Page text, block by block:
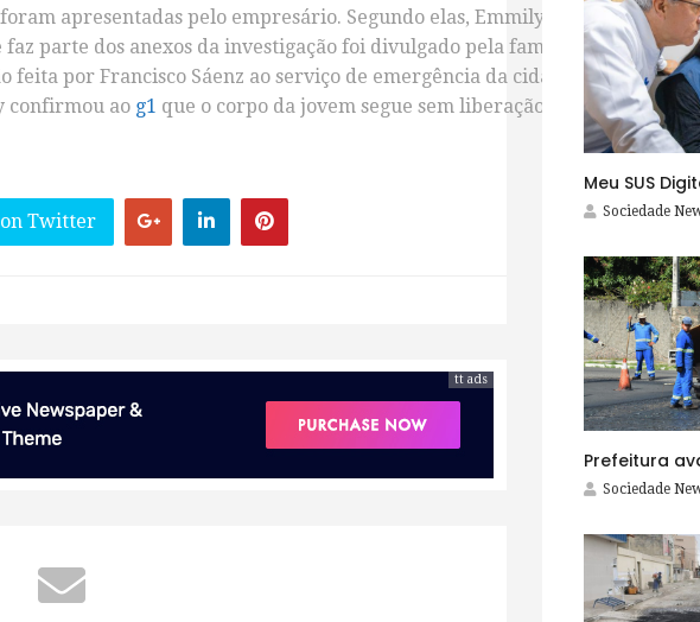
apresentadas pelo empresário. Segundo elas, Emmily não usava
faz parte dos anexos da investigação foi divulgado pela família de Emmily. A
feita por Francisco Sáenz ao serviço de emergência da cidade;
confirmou ao g1 que o corpo da jovem segue sem liberação na Argentina
Twitter
tt ads
Sociedade
Sociedade